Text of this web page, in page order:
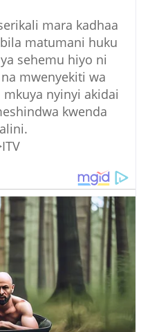
mara kadhaa
matumani huku
sehemu hiyo ni
mwenyekiti wa
nyinyi akidai
kwenda